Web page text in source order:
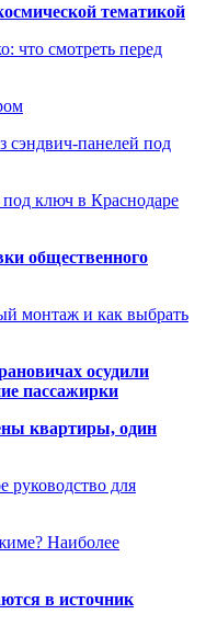
тематикой
что смотреть перед
сэндвич-панелей под
ключ в Краснодаре
общественного
монтаж и как выбрать
осудили
пассажирки
квартиры, один
руководство для
Наиболее
в источник